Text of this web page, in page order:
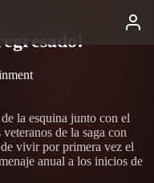
la esquina junto con el
de la saga con
vivir por primera vez el
anual a los inicios de